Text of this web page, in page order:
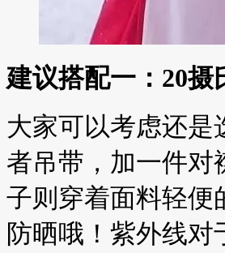
建议搭配一：20摄
大家可以考虑还是
者吊带，加一件对
子则穿着面料轻便
防晒哦！紫外线